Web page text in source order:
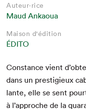
Auteur·rice
Maud Ankaoua
Maison d'édition
ÉDITO
Con­stance vient
dans un pres­tigieux
lante, elle se sent
à l’ap­proche de la